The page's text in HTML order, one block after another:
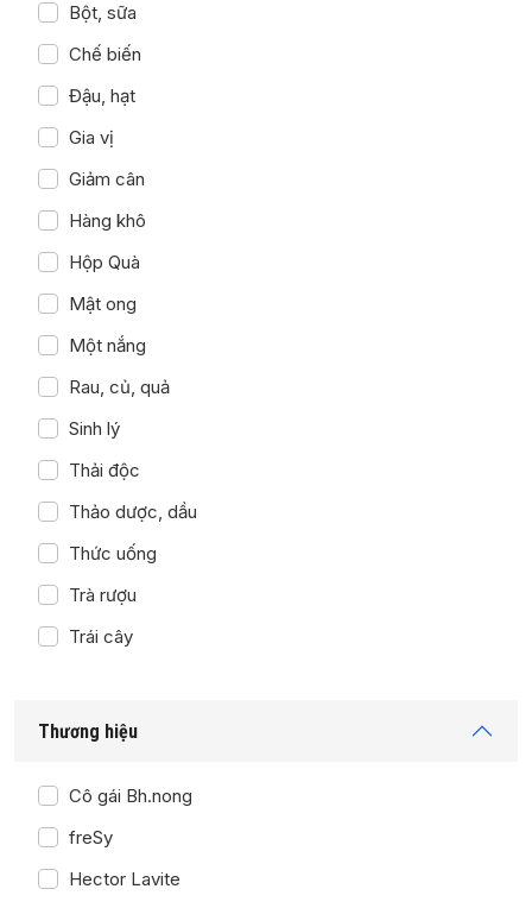
Bột, sữa
Chế biến
Đậu, hạt
Gia vị
Giảm cân
Hàng khô
Hộp Quà
Mật ong
Một nắng
Rau, củ, quả
Sinh lý
Thải độc
Thảo dược, dầu
Thức uống
Trà rượu
Trái cây
Thương hiệu
Cô gái Bh.nong
freSy
Hector Lavite